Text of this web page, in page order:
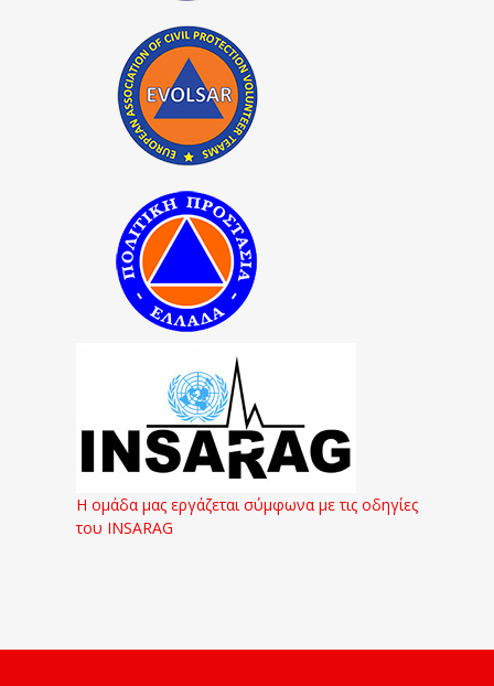
Η ομάδα μας εργάζεται σύμφωνα με τις οδηγίες
του INSARAG